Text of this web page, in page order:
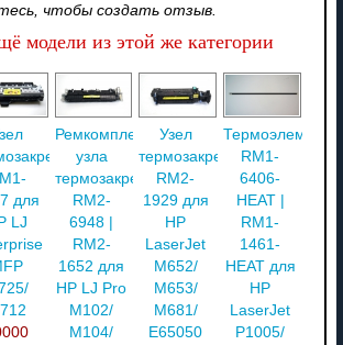
чтобы создать отзыв.
модели из этой же категории
для
LJ
Ремкомплект
узла
термозакрепления
RM2-
6948 |
RM2-
1652 для
HP LJ Pro
M102/
M104/
Узел
термозакрепления
RM2-
1929 для
HP
LaserJet
M652/
M653/
M681/
E65050
Термоэлемент
RM1-
6406-
HEAT |
RM1-
1461-
HEAT для
HP
LaserJet
P1005/